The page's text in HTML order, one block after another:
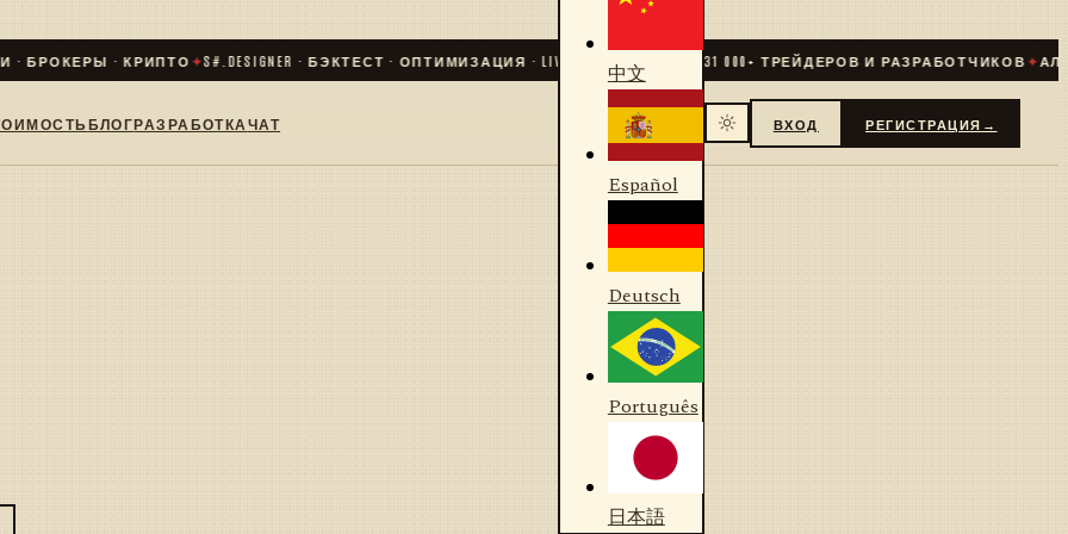
БРОКЕРЫ · КРИПТО✦ S#.DESIGNER · БЭКТЕСТ · ОПТИМИЗАЦИЯ · LIVE✦ СООБЩЕСТВО 31 000+ ТРЕЙДЕРОВ И РАЗРАБОТЧИКОВ✦
БЛОГРАЗРАБОТКАЧАТ
中文
Español
Deutsch
Português
日本語
ВХОД РЕГИСТРАЦИЯ →